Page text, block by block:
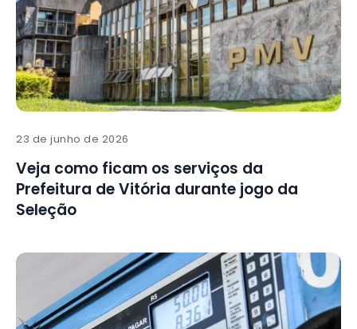
23 de junho de 2026
Veja como ficam os serviços da
Prefeitura de Vitória durante jogo da
Seleção